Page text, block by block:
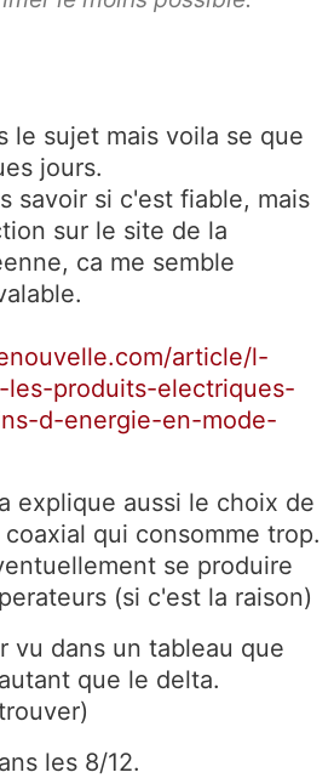
le sujet mais voila se que
jours.
savoir si c'est fiable, mais
sur le site de la
ca me semble
article/l-
produits-electriques-
d-energie-en-mode-
explique aussi le choix de
qui consomme trop.
se produire
(si c'est la raison)
vu dans un tableau que
que le delta.
les 8/12.